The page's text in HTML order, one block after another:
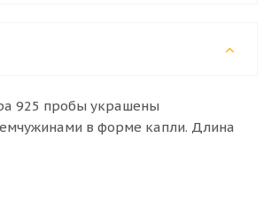
925 пробы украшены
в форме капли. Длина